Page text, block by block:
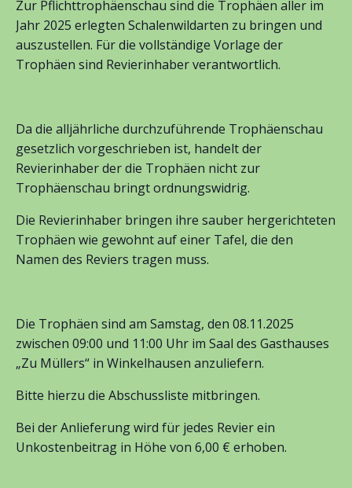
Zur Pflichttrophäenschau sind die Trophäen aller im
Jahr 2025 erlegten Schalenwildarten zu bringen und
auszustellen. Für die vollständige Vorlage der
Trophäen sind Revierinhaber verantwortlich.
Da die alljährliche durchzuführende Trophäenschau
gesetzlich vorgeschrieben ist, handelt der
Revierinhaber der die Trophäen nicht zur
Trophäenschau bringt ordnungswidrig.
Die Revierinhaber bringen ihre sauber hergerichteten
Trophäen wie gewohnt auf einer Tafel, die den
Namen des Reviers tragen muss.
Die Trophäen sind am Samstag, den 08.11.2025
zwischen 09:00 und 11:00 Uhr im Saal des Gasthauses
„Zu Müllers“ in Winkelhausen anzuliefern.
Bitte hierzu die Abschussliste mitbringen.
Bei der Anlieferung wird für jedes Revier ein
Unkostenbeitrag in Höhe von 6,00 € erhoben.